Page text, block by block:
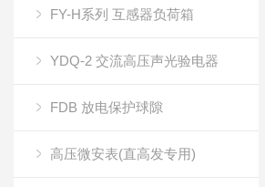
FY-H系列 互感器负荷箱
YDQ-2 交流高压声光验电器
FDB 放电保护球隙
高压微安表(直高发专用)